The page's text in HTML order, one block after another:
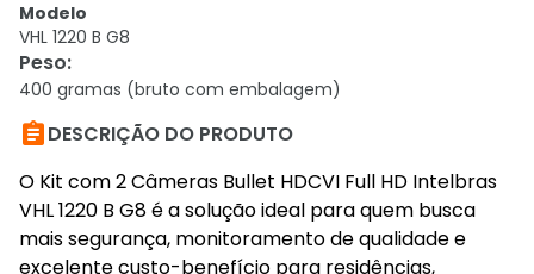
Modelo
VHL 1220 B G8
Peso:
400 gramas (bruto com embalagem)
DESCRIÇÃO DO PRODUTO
O Kit com 2 Câmeras Bullet HDCVI Full HD Intelbras
VHL 1220 B G8 é a solução ideal para quem busca
mais segurança, monitoramento de qualidade e
excelente custo-benefício para residências,